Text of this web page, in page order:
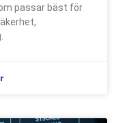
passar bäst för